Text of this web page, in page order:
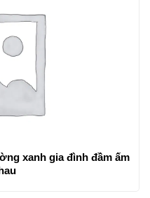
xanh gia đình đầm ấm